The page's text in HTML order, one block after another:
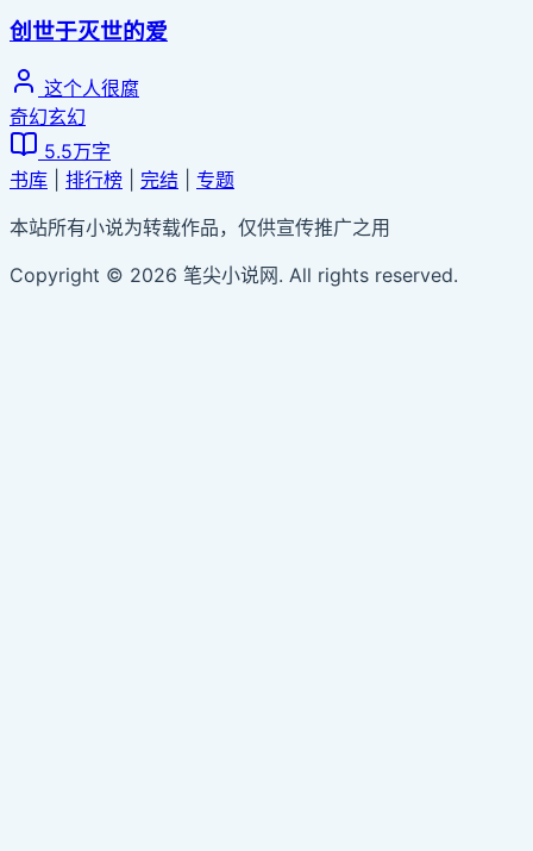
创世于灭世的爱
这个人很腐
奇幻玄幻
5.5万字
书库
排行榜 完结
专题
本站所有小说为转载作品，仅供宣传推广之用
Copyright © 2026 笔尖小说网. All rights reserved.